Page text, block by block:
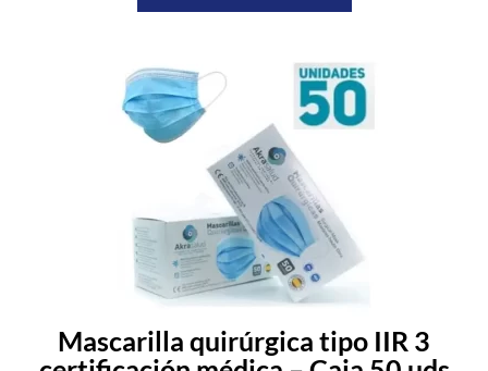
Mascarilla quirúrgica tipo IIR 3